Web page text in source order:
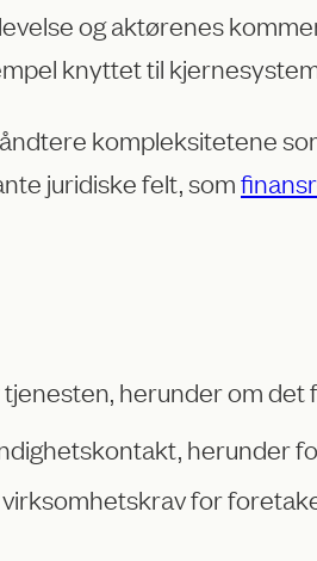
og aktørenes
knyttet til
kompleksitetene
juridiske felt, som
herunder om
for